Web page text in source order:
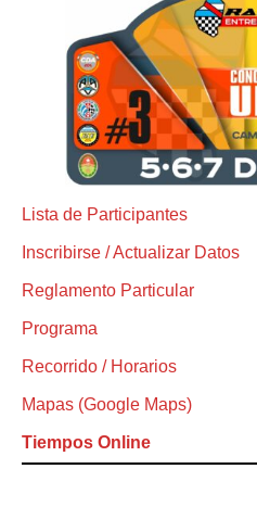
Lista de Participantes
Inscribirse / Actualizar Datos
Reglamento Particular
Programa
Recorrido / Horarios
Mapas (Google Maps)
Tiempos Online